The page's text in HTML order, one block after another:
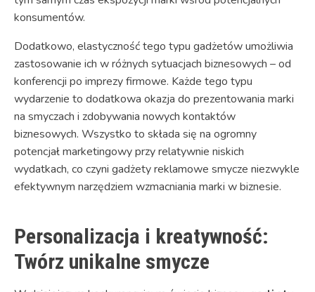
konsumentów.
Dodatkowo, elastyczność tego typu gadżetów umożliwia
zastosowanie ich w różnych sytuacjach biznesowych – od
konferencji po imprezy firmowe. Każde tego typu
wydarzenie to dodatkowa okazja do prezentowania marki
na smyczach i zdobywania nowych kontaktów
biznesowych. Wszystko to składa się na ogromny
potencjał marketingowy przy relatywnie niskich
wydatkach, co czyni gadżety reklamowe smycze niezwykle
efektywnym narzędziem wzmacniania marki w biznesie.
Personalizacja i kreatywność:
Twórz unikalne smycze